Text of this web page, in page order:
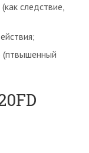
следствие,
(птвышенный